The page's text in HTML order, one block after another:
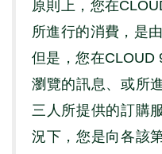
原則上，您在
所進行的消費，是由
但是，您在CLOUD
瀏覽的訊息、或所
三人所提供的訂購
況下，您是向各該